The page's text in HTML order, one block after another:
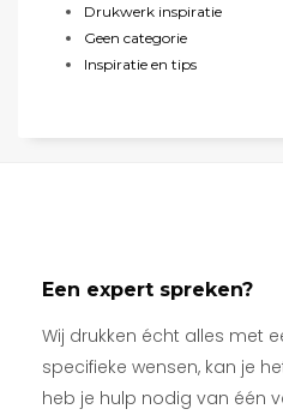
Drukwerk inspiratie
Geen categorie
Inspiratie en tips
Een expert spreken?
Wij drukken écht alles met
specifieke wensen, kan je
heb je hulp nodig van één